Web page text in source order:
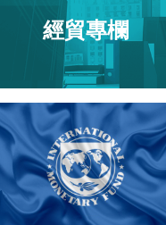
經貿專欄